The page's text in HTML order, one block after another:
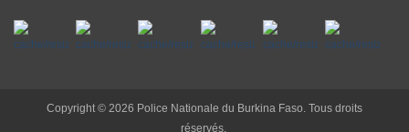
Copyright © 2026 Police Nationale du Burkina Faso. Tous droits
réservés.